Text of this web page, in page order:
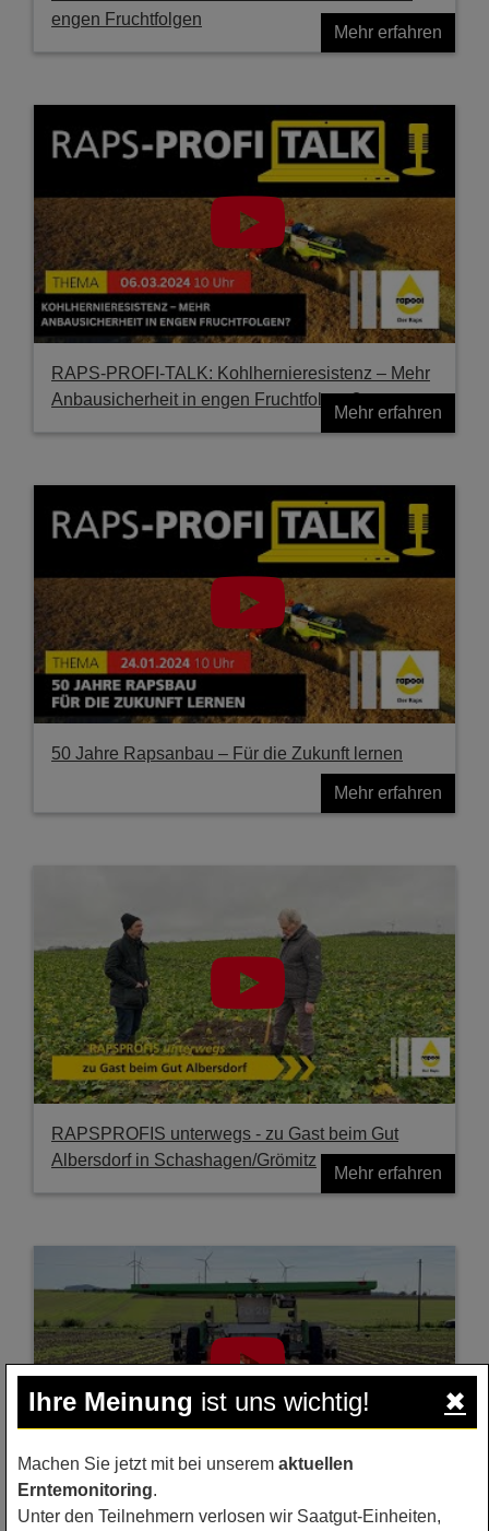
engen Fruchtfolgen
Mehr erfahren
RAPS-PROFI-TALK: Kohlhernieresistenz – Mehr
Anbausicherheit in engen Fruchtfolgen?
Mehr erfahren
50 Jahre Rapsanbau – Für die Zukunft lernen
Mehr erfahren
RAPSPROFIS unterwegs - zu Gast beim Gut
Albersdorf in Schashagen/Grömitz
Mehr erfahren
Rapsanbau mit dem FarmDroid
Ihre Meinung ist uns wichtig! ✖
Machen Sie jetzt mit bei unserem aktuellen
Erntemonitoring.
Unter den Teilnehmern verlosen wir Saatgut-Einheiten,